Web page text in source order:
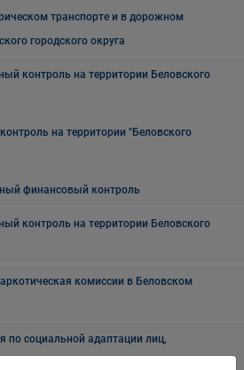
транспорте и в дорожном
городского округа
контроль на территории Беловского
на территории "Беловского
финансовый контроль
контроль на территории Беловского
комиссии в Беловском
по социальной адаптации лиц,